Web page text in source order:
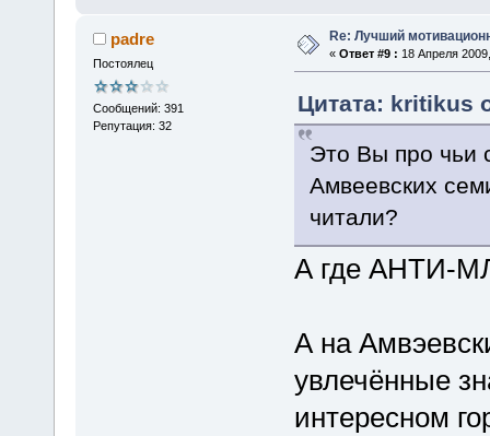
padre
Постоялец
Сообщений: 391
Репутация: 32
Re: Лучший
« Ответ #9 : 18 Апреля
Цитата: kritikus
Это Вы про
Амвеевских
читали?
А где АНТИ-
А на
увлечённые
интересном